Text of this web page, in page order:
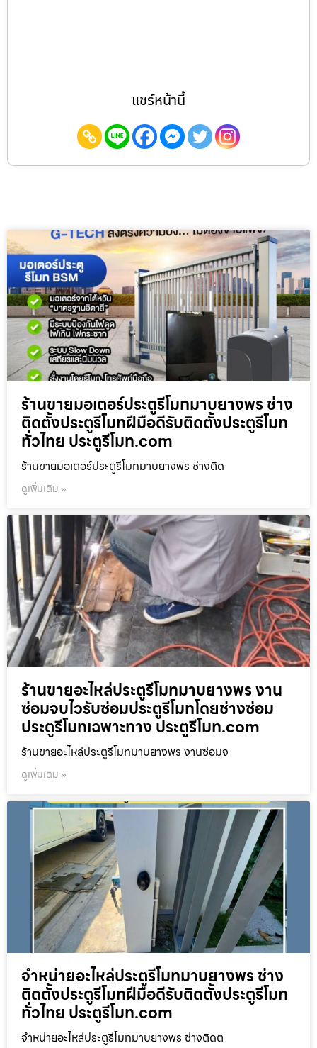
แชร์หน้านี้
ร้านขายมอเตอร์ประตูรีโมทมาบยางพร ช่าง
ติดตั้งประตูรีโมทฝีมือดีรับติดตั้งประตูรีโมท
ทั่วไทย ประตูรีโมท.com
ร้านขายมอเตอร์ประตูรีโมทมาบยางพร ช่างติด
ดูเพิ่มเติม »
ร้านขายอะไหล่ประตูรีโมทมาบยางพร งาน
ซ่อมจบไวรับซ่อมประตูรีโมทโดยช่างซ่อม
ประตูรีโมทเฉพาะทาง ประตูรีโมท.com
ร้านขายอะไหล่ประตูรีโมทมาบยางพร งานซ่อมจ
ดูเพิ่มเติม »
จำหน่ายอะไหล่ประตูรีโมทมาบยางพร ช่าง
ติดตั้งประตูรีโมทฝีมือดีรับติดตั้งประตูรีโมท
ทั่วไทย ประตูรีโมท.com
จำหน่ายอะไหล่ประตูรีโมทมาบยางพร ช่างติดต